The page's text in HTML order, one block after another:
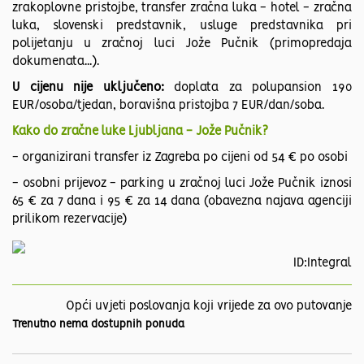
zrakoplovne pristojbe, transfer zračna luka - hotel - zračna
luka, slovenski predstavnik, usluge predstavnika pri
polijetanju u zračnoj luci Jože Pučnik (primopredaja
dokumenata...).
U cijenu nije uključeno:doplata za polupansion 190
EUR/osoba/tjedan, boravišna pristojba 7 EUR/dan/soba.
Kako do zračne luke Ljubljana - Jože Pučnik?
- organizirani transfer iz Zagreba po cijeni od 54 € po osobi
- osobni prijevoz - parking u zračnoj luci Jože Pučnik iznosi
65 € za 7 dana i 95 € za 14 dana (obavezna najava agenciji
prilikom rezervacije)
ID:Integral
Opći uvjeti poslovanja koji vrijede za ovo putovanje
Trenutno nema dostupnih ponuda